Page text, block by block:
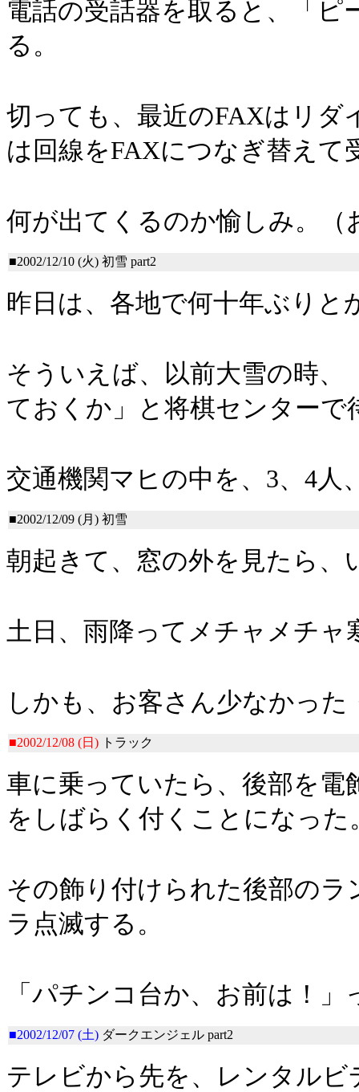
電話の受話器を取ると、「ピ
る。
切っても、最近のFAXはリダ
は回線をFAXにつなぎ替えて
何が出てくるのか愉しみ。（
■2002/12/10 (火) 初雪 part2
昨日は、各地で何十年ぶりと
そういえば、以前大雪の時
ておくか」と将棋センター
交通機関マヒの中を、3、4人
■2002/12/09 (月) 初雪
朝起きて、窓の外を見たら、
土日、雨降ってメチャメチ
しかも、お客さん少なかった
■2002/12/08 (日) トラック
車に乗っていたら、後部を
をしばらく付くことになった
その飾り付けられた後部の
ラ点滅する。
「パチンコ台か、お前は！
■2002/12/07 (土) ダークエンジェル part2
テレビから先を、レンタル